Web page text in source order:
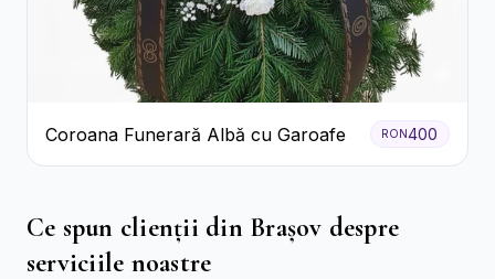
Coroana Funerară Albă cu Garoafe RON400
Ce spun clienții din Brașov despre
serviciile noastre